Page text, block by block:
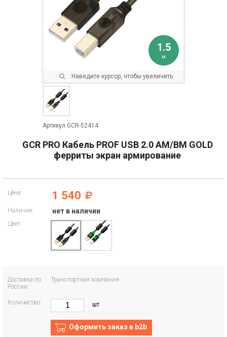
1.5
м
Наведите курсор, чтобы увеличить
Артикул GCR-52414
GCR PRO Кабель PROF USB 2.0 AM/BM GOLD
ферриты экран армирование
Цена: 1 540
Наличие: нет в наличии
Цвет:
Доставка по
России:
Транспортная компания
Количество: шт
Оформить заказ в b2b